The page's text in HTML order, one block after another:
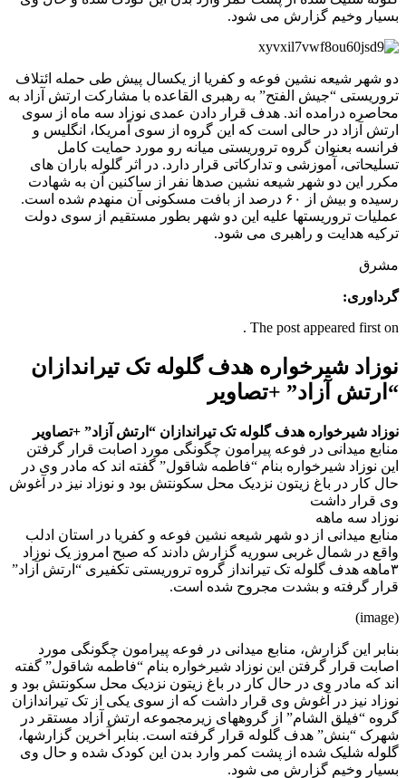
بسیار وخیم گزارش می شود.
دو شهر شیعه نشین فوعه و کفریا از یکسال پیش طی حمله ائتلاف
تروریستی “جیش الفتح” به رهبری القاعده با مشارکت ارتش آزاد به
محاصره درامده اند. هدف قرار دادن عمدی نوزاد سه ماه از سوی
ارتش آزاد در حالی است که این گروه از سوی آمریکا، انگلیس و
فرانسه بعنوان گروه تروریستی میانه رو مورد حمایت کامل
تسلیحاتی، آموزشی و تدارکاتی قرار دارد. در اثر گلوله باران های
مکرر این دو شهر شیعه نشین صدها نفر از ساکنین آن به شهادت
رسیده و بیش از ۶۰ درصد از بافت مسکونی آن منهدم شده است.
عملیات تروریستها علیه این دو شهر بطور مستقیم از سوی دولت
ترکیه هدایت و راهبری می شود.
مشرق
گرداوری:
The post appeared first on .
نوزاد شیرخواره هدف گلوله تک تیراندازان
“ارتش آزاد” +تصاویر
نوزاد شیرخواره هدف گلوله تک تیراندازان “ارتش آزاد” +تصاویر
منابع میدانی در فوعه پیرامون چگونگی مورد اصابت قرار گرفتن
این نوزاد شیرخواره بنام “فاطمه شاقول” گفته اند که مادر وی در
حال کار در باغ زیتون نزدیک محل سکونتش بود و نوزاد نیز در آغوش
وی قرار داشت
نوزاد سه ماهه
منابع میدانی از دو شهر شیعه نشین فوعه و کفریا در استان ادلب
واقع در شمال غربی سوریه گزارش دادند که صبح امروز یک نوزاد
۳ماهه هدف گلوله تک تیرانداز گروه تروریستی تکفیری “ارتش آزاد”
قرار گرفته و بشدت مجروح شده است.
(image)
بنابر این گزارش، منابع میدانی در فوعه پیرامون چگونگی مورد
اصابت قرار گرفتن این نوزاد شیرخواره بنام “فاطمه شاقول” گفته
اند که مادر وی در حال کار در باغ زیتون نزدیک محل سکونتش بود و
نوزاد نیز در آغوش وی قرار داشت که از سوی یکی از تک تیراندازان
گروه “فیلق الشام” از گروههای زیرمجموعه ارتش آزاد مستقر در
شهرک “بنش” هدف گلوله قرار گرفته است. بنابر آخرین گزارشها،
گلوله شلیک شده از پشت کمر وارد بدن این کودک شده و حال وی
بسیار وخیم گزارش می شود.